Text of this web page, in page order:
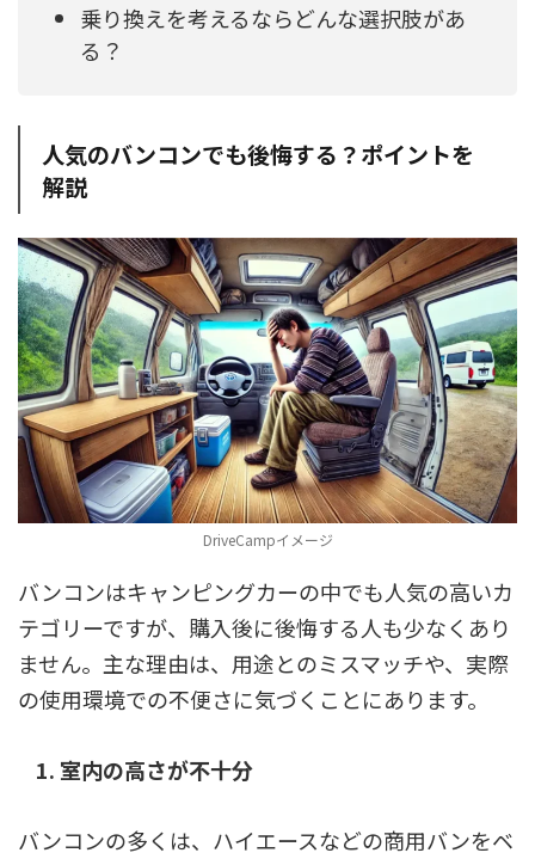
乗り換えを考えるならどんな選択肢があ
る？
人気のバンコンでも後悔する？ポイントを
解説
DriveCampイメージ
バンコンはキャンピングカーの中でも人気の高いカ
テゴリーですが、購入後に後悔する人も少なくあり
ません。主な理由は、用途とのミスマッチや、実際
の使用環境での不便さに気づくことにあります。
1. 室内の高さが不十分
バンコンの多くは、ハイエースなどの商用バンをベ